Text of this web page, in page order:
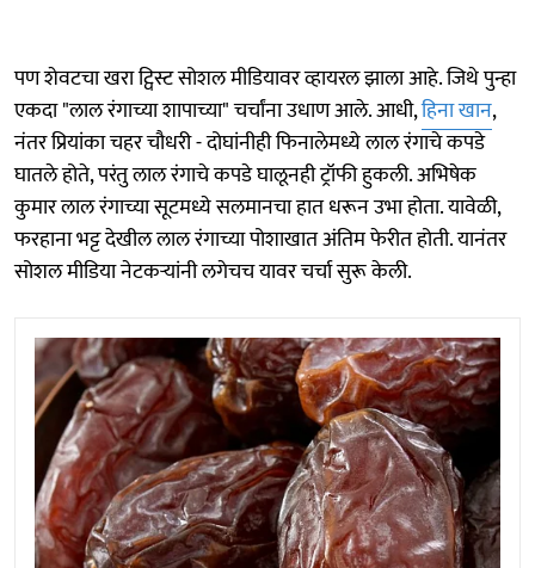
पण शेवटचा खरा ट्विस्ट सोशल मीडियावर व्हायरल झाला आहे. जिथे पुन्हा
एकदा "लाल रंगाच्या शापाच्या" चर्चांना उधाण आले. आधी,हिना खान,
नंतर प्रियांका चहर चौधरी - दोघांनीही फिनालेमध्ये लाल रंगाचे कपडे
घातले होते, परंतु लाल रंगाचे कपडे घालूनही ट्रॉफी हुकली. अभिषेक
कुमार लाल रंगाच्या सूटमध्ये सलमानचा हात धरून उभा होता. यावेळी,
फरहाना भट्ट देखील लाल रंगाच्या पोशाखात अंतिम फेरीत होती. यानंतर
सोशल मीडिया नेटकऱ्यांनी लगेचच यावर चर्चा सुरू केली.